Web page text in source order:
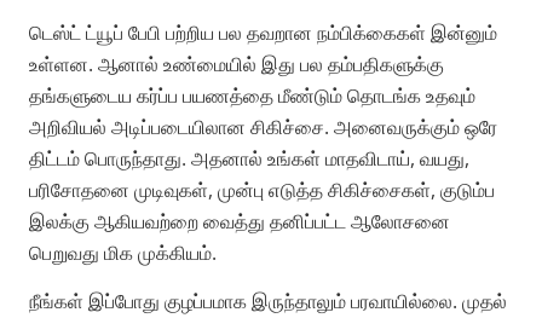
டெஸ்ட் ட்யூப் பேபி பற்றிய பல தவறான நம்பிக்கைகள் இன்னும்
உள்ளன. ஆனால் உண்மையில் இது பல தம்பதிகளுக்கு
தங்களுடைய கர்ப்ப பயணத்தை மீண்டும் தொடங்க உதவும்
அறிவியல் அடிப்படையிலான சிகிச்சை. அனைவருக்கும் ஒரே
திட்டம் பொருந்தாது. அதனால் உங்கள் மாதவிடாய், வயது,
பரிசோதனை முடிவுகள், முன்பு எடுத்த சிகிச்சைகள், குடும்ப
இலக்கு ஆகியவற்றை வைத்து தனிப்பட்ட ஆலோசனை
பெறுவது மிக முக்கியம்.
நீங்கள் இப்போது குழப்பமாக இருந்தாலும் பரவாயில்லை. முதல்